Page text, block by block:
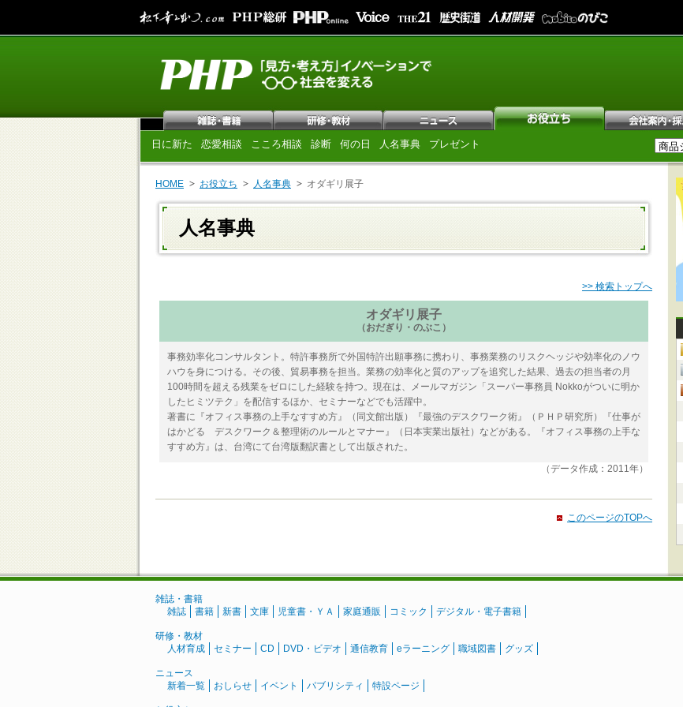
日に新た 恋愛相談 こころ相談 診断 何の日 人名事典 プレゼント
HOME お役立ち 人名事典 オダギリ展子
人名事典
>> 検索トップへ
オダギリ展子
（おだぎり・のぶこ）
事務効率化コンサルタント。特許事務所で外国特許出願事務に携わり、事務業務のリスクヘッジや効率化のノウ
ハウを身につける。その後、貿易事務を担当。業務の効率化と質のアップを追究した結果、過去の担当者の月
100時間を超える残業をゼロにした経験を持つ。現在は、メールマガジン「スーパー事務員 Nokkoがついに明か
したヒミツテク」を配信するほか、セミナーなどでも活躍中。
著書に『オフィス事務の上手なすすめ方』（同文館出版）『最強のデスクワーク術』（ＰＨＰ研究所）『仕事が
はかどる デスクワーク＆整理術のルールとマナー』（日本実業出版社）などがある。『オフィス事務の上手な
すすめ方』は、台湾にて台湾版翻訳書として出版された。
（データ作成：2011年）
このページのTOPへ
雑誌・書籍
雑誌
書籍 新書 文庫 児童書・ＹＡ 家庭通販 コミック デジタル・電子書籍
研修・教材
人材育成
セミナー CD DVD・ビデオ 通信教育 eラーニング 職域図書 グッズ
ニュース
新着一覧
おしらせ イベント パブリシティ 特設ページ